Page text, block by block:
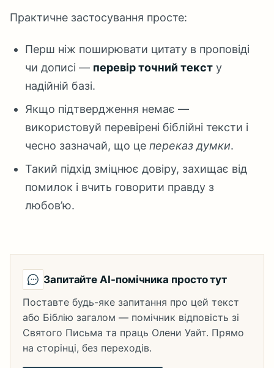
Практичне застосування просте:
Перш ніж поширювати цитату в проповіді
чи дописі — перевір точний текст у
надійній базі.
Якщо підтвердження немає —
використовуй перевірені біблійні тексти і
чесно зазначай, що цепереказ думки.
Такий підхід зміцнює довіру, захищає від
помилок і вчить говорити правду з
любов’ю.
Запитайте AI-помічника просто тут
Поставте будь-яке запитання про цей текст
або Біблію загалом — помічник відповість зі
Святого Письма та праць Олени Уайт. Прямо
на сторінці, без переходів.